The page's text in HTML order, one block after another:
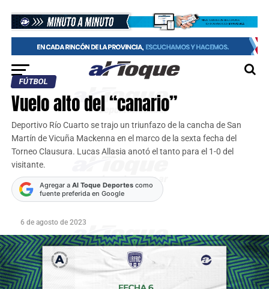
FÚTBOL
Vuelo alto del “canario”
Deportivo Río Cuarto se trajo un triunfazo de la cancha de San
Martín de Vicuña Mackenna en el marco de la sexta fecha del
Torneo Clausura. Lucas Allasia anotó el tanto para el 1-0 del
visitante.
Agregar a Al Toque Deportescomo
fuente preferida en Google
6 de agosto de 2023